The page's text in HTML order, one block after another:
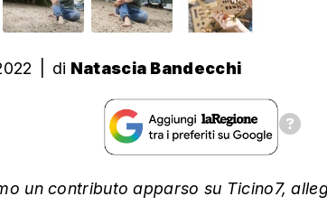
| di Natascia Bandecchi
un contributo apparso su Ticino7,